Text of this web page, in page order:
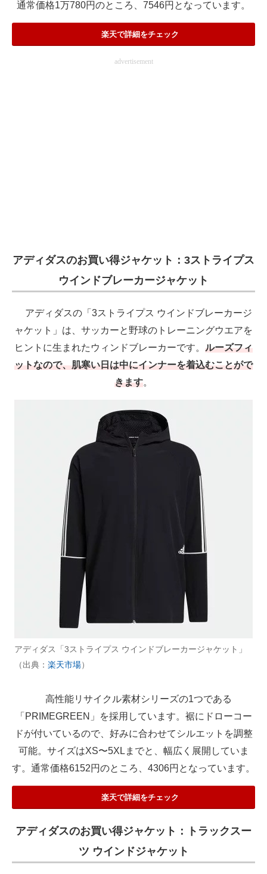
通常価格1万780円のところ、7546円となっています。
楽天で詳細をチェック
advertisement
アディダスのお買い得ジャケット：3ストライプス
ウインドブレーカージャケット
アディダスの「3ストライプス ウインドブレーカージ
ャケット」は、サッカーと野球のトレーニングウエアを
ヒントに生まれたウィンドブレーカーです。 ルーズフィ
ットなので、肌寒い日は中にインナーを着込むことがで
きます。
アディダス「3ストライプス ウインドブレーカージャケット」
（出典： 楽天市場）
高性能リサイクル素材シリーズの1つである
「PRIMEGREEN」を採用しています。裾にドローコー
ドが付いているので、好みに合わせてシルエットを調整
可能。サイズはXS〜5XLまでと、幅広く展開していま
す。通常価格6152円のところ、4306円となっています。
楽天で詳細をチェック
アディダスのお買い得ジャケット：トラックスー
ツ ウインドジャケット